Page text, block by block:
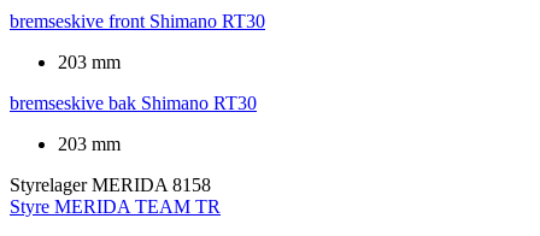
bremseskive front Shimano RT30
203 mm
bremseskive bak Shimano RT30
203 mm
Styrelager MERIDA 8158
Styre MERIDA TEAM TR